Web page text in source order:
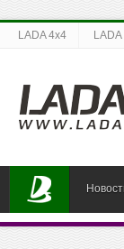
LADA 4x4